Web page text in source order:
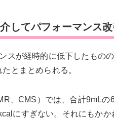
してパフォーマンス改
スが経時的に低下したもの
とまとめられる。
、CMS）では、合計9mLの
にすぎない。それにもか